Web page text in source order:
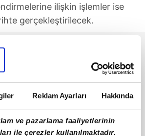
Reklam Ayarları Hakkında
ve pazarlama faaliyetlerinin
ile çerezler kullanılmaktadır.
ilişkin işlemler ise
gerçekleştirilecek.